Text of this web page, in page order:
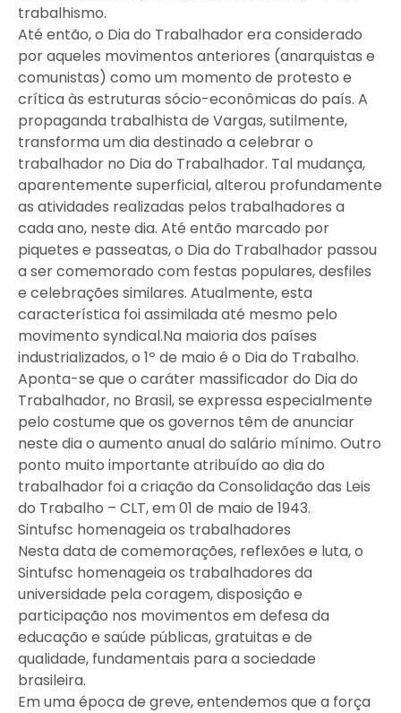
trabalhismo.
Até então, o Dia do Trabalhador era considerado
por aqueles movimentos anteriores (anarquistas e
comunistas) como um momento de protesto e
crítica às estruturas sócio-econômicas do país. A
propaganda trabalhista de Vargas, sutilmente,
transforma um dia destinado a celebrar o
trabalhador no Dia do Trabalhador. Tal mudança,
aparentemente superficial, alterou profundamente
as atividades realizadas pelos trabalhadores a
cada ano, neste dia. Até então marcado por
piquetes e passeatas, o Dia do Trabalhador passou
a ser comemorado com festas populares, desfiles
e celebrações similares. Atualmente, esta
característica foi assimilada até mesmo pelo
movimento syndical.Na maioria dos países
industrializados, o 1º de maio é o Dia do Trabalho.
Aponta-se que o caráter massificador do Dia do
Trabalhador, no Brasil, se expressa especialmente
pelo costume que os governos têm de anunciar
neste dia o aumento anual do salário mínimo. Outro
ponto muito importante atribuído ao dia do
trabalhador foi a criação da Consolidação das Leis
do Trabalho – CLT, em 01 de maio de 1943.
Sintufsc homenageia os trabalhadores
Nesta data de comemorações, reflexões e luta, o
Sintufsc homenageia os trabalhadores da
universidade pela coragem, disposição e
participação nos movimentos em defesa da
educação e saúde públicas, gratuitas e de
qualidade, fundamentais para a sociedade
brasileira.
Em uma época de greve, entendemos que a força